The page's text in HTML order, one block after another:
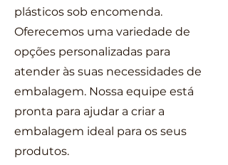
plásticos sob encomenda.
Oferecemos uma variedade de
opções personalizadas para
atender às suas necessidades de
embalagem. Nossa equipe está
pronta para ajudar a criar a
embalagem ideal para os seus
produtos.